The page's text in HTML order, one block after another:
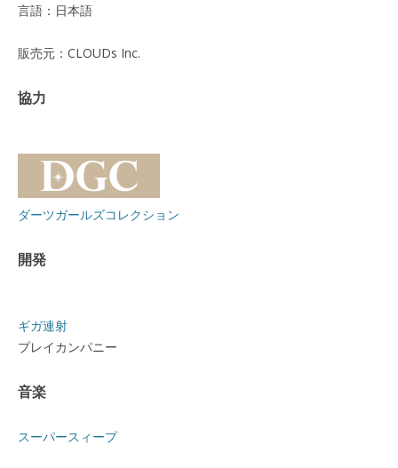
言語：日本語
販売元：CLOUDs Inc.
協力
ダーツガールズコレクション
開発
ギガ連射
プレイカンパニー
音楽
スーパースィープ